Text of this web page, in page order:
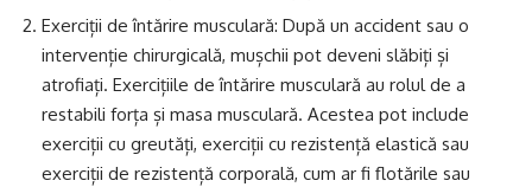
Exerciții de întărire musculară: După un accident sau o
intervenție chirurgicală, mușchii pot deveni slăbiți și
atrofiați. Exercițiile de întărire musculară au rolul de a
restabili forța și masa musculară. Acestea pot include
exerciții cu greutăți, exerciții cu rezistență elastică sau
exerciții de rezistență corporală, cum ar fi flotările sau